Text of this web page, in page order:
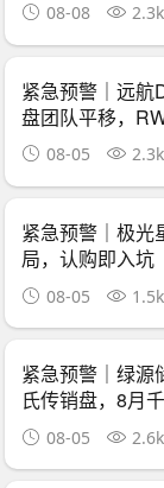
08-08 2.3k
紧急预警｜远航
盘团队平移，
剧本08-05 2.3k
紧急预警｜极光
局，认购即入坑
08-05 1.5k
紧急预警｜绿源
氏传销盘，8月
08-05 2.6k